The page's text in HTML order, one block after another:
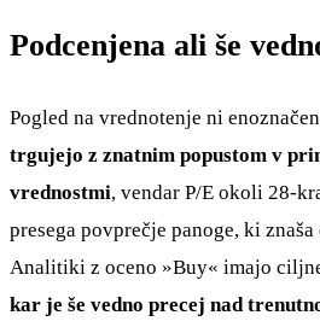
Podcenjena ali še
Pogled na vrednotenje ni
trgujejo z znatnim popustom v
vrednostmi, vendar P/E okoli 28-
presega povprečje panoge, ki
Analitiki z oceno »Buy« imajo
kar je še vedno precej nad